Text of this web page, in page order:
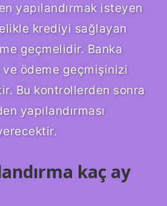
yapılandırmak isteyen
krediyi sağlayan
geçmelidir. Banka
ödeme geçmişinizi
Bu kontrollerden sonra
yapılandırması
kaç ay